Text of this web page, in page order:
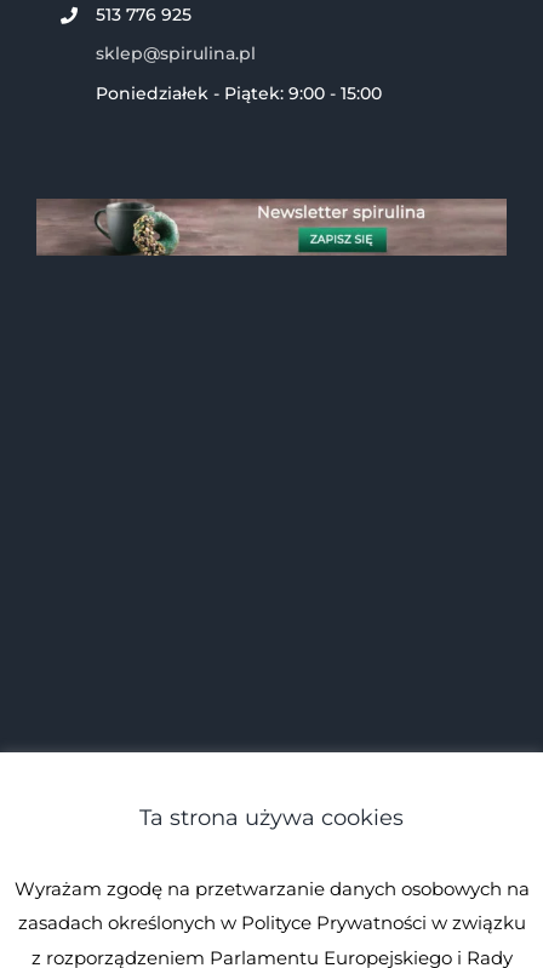
513 776 925
sklep@spirulina.pl
Poniedziałek - Piątek: 9:00 - 15:00
Ta strona używa cookies
Wyrażam zgodę na przetwarzanie danych osobowych na
zasadach określonych w Polityce Prywatności w związku
z rozporządzeniem Parlamentu Europejskiego i Rady